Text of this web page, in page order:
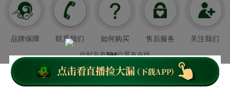
品牌保障 联系我们 如何购买 售后服务 关注我们
此时共有594位翠友在线
翡翠王朝成立于2008年3月21日
我们以超值好珠宝和舒心服务造福顾客，
首页 客服 下载APP 关于我们 个人中心